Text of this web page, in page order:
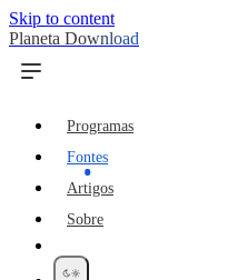
Skip to content
Planeta Download
Programas
Fontes
Artigos
Sobre